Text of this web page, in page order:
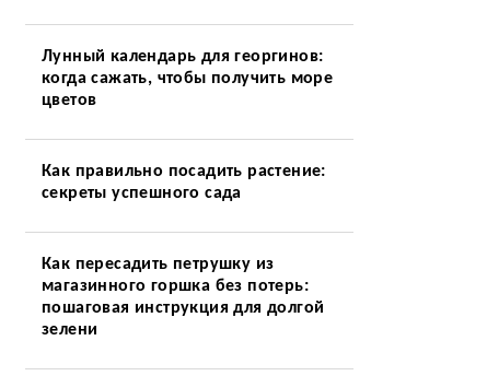
Лунный календарь для георгинов:
когда сажать, чтобы получить море
цветов
Как правильно посадить растение:
секреты успешного сада
Как пересадить петрушку из
магазинного горшка без потерь:
пошаговая инструкция для долгой
зелени